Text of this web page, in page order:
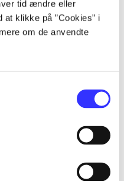
tid ændre eller
klikke på ”Cookies” i
om de anvendte